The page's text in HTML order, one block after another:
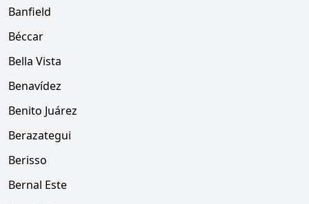
Banfield
Béccar
Bella Vista
Benavídez
Benito Juárez
Berazategui
Berisso
Bernal Este